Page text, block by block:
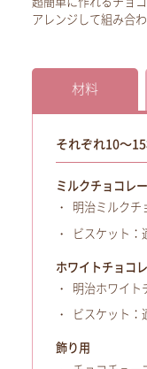
アレンジして組み合
材料
それぞれ10～
ミルクチョコレ
明治ミルクチ
ビスケット：
ホワイトチョコ
明治ホワイト
ビスケット：
飾り用